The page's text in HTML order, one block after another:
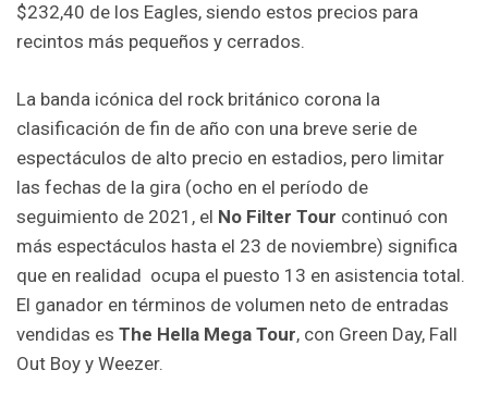
$232,40 de los Eagles, siendo estos precios para
recintos más pequeños y cerrados.
La banda icónica del rock británico corona la
clasificación de fin de año con una breve serie de
espectáculos de alto precio en estadios, pero limitar
las fechas de la gira (ocho en el período de
seguimiento de 2021, el No Filter Tour continuó con
más espectáculos hasta el 23 de noviembre) significa
que en realidad ocupa el puesto 13 en asistencia total.
El ganador en términos de volumen neto de entradas
vendidas es The Hella Mega Tour, con Green Day, Fall
Out Boy y Weezer.